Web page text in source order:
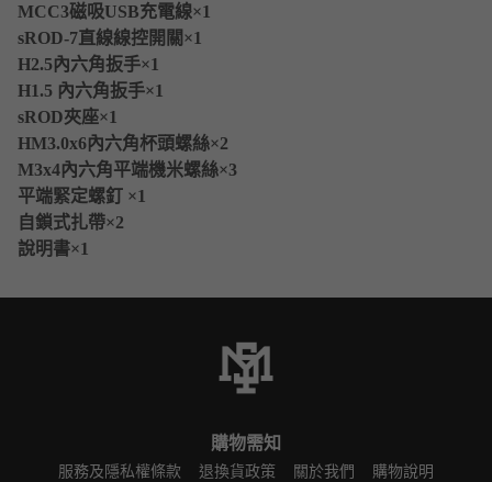
MCC3磁吸USB充電線×1
sROD-7直線線控開關×1
H2.5內六角扳手×1
H1.5 內六角扳手×1
sROD夾座×1
HM3.0x6內六角杯頭螺絲×2
M3x4內六角平端機米螺絲×3
平端緊定螺釘 ×1
自鎖式扎帶×2
說明書×1
購物需知
服務及隱私權條款 退換貨政策 關於我們 購物說明